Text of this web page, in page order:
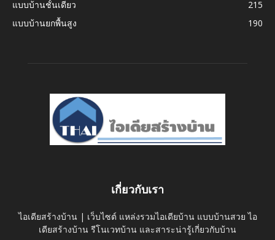
แบบบ้านชั้นเดียว
215
แบบบ้านยกพื้นสูง
190
เกี่ยวกับเรา
ไอเดียสร้างบ้าน | เว็บไซต์ แหล่งรวมไอเดียบ้าน แบบบ้านสวย ไอ
เดียสร้างบ้าน รีโนเวทบ้าน และสาระน่ารู้เกี่ยวกับบ้าน